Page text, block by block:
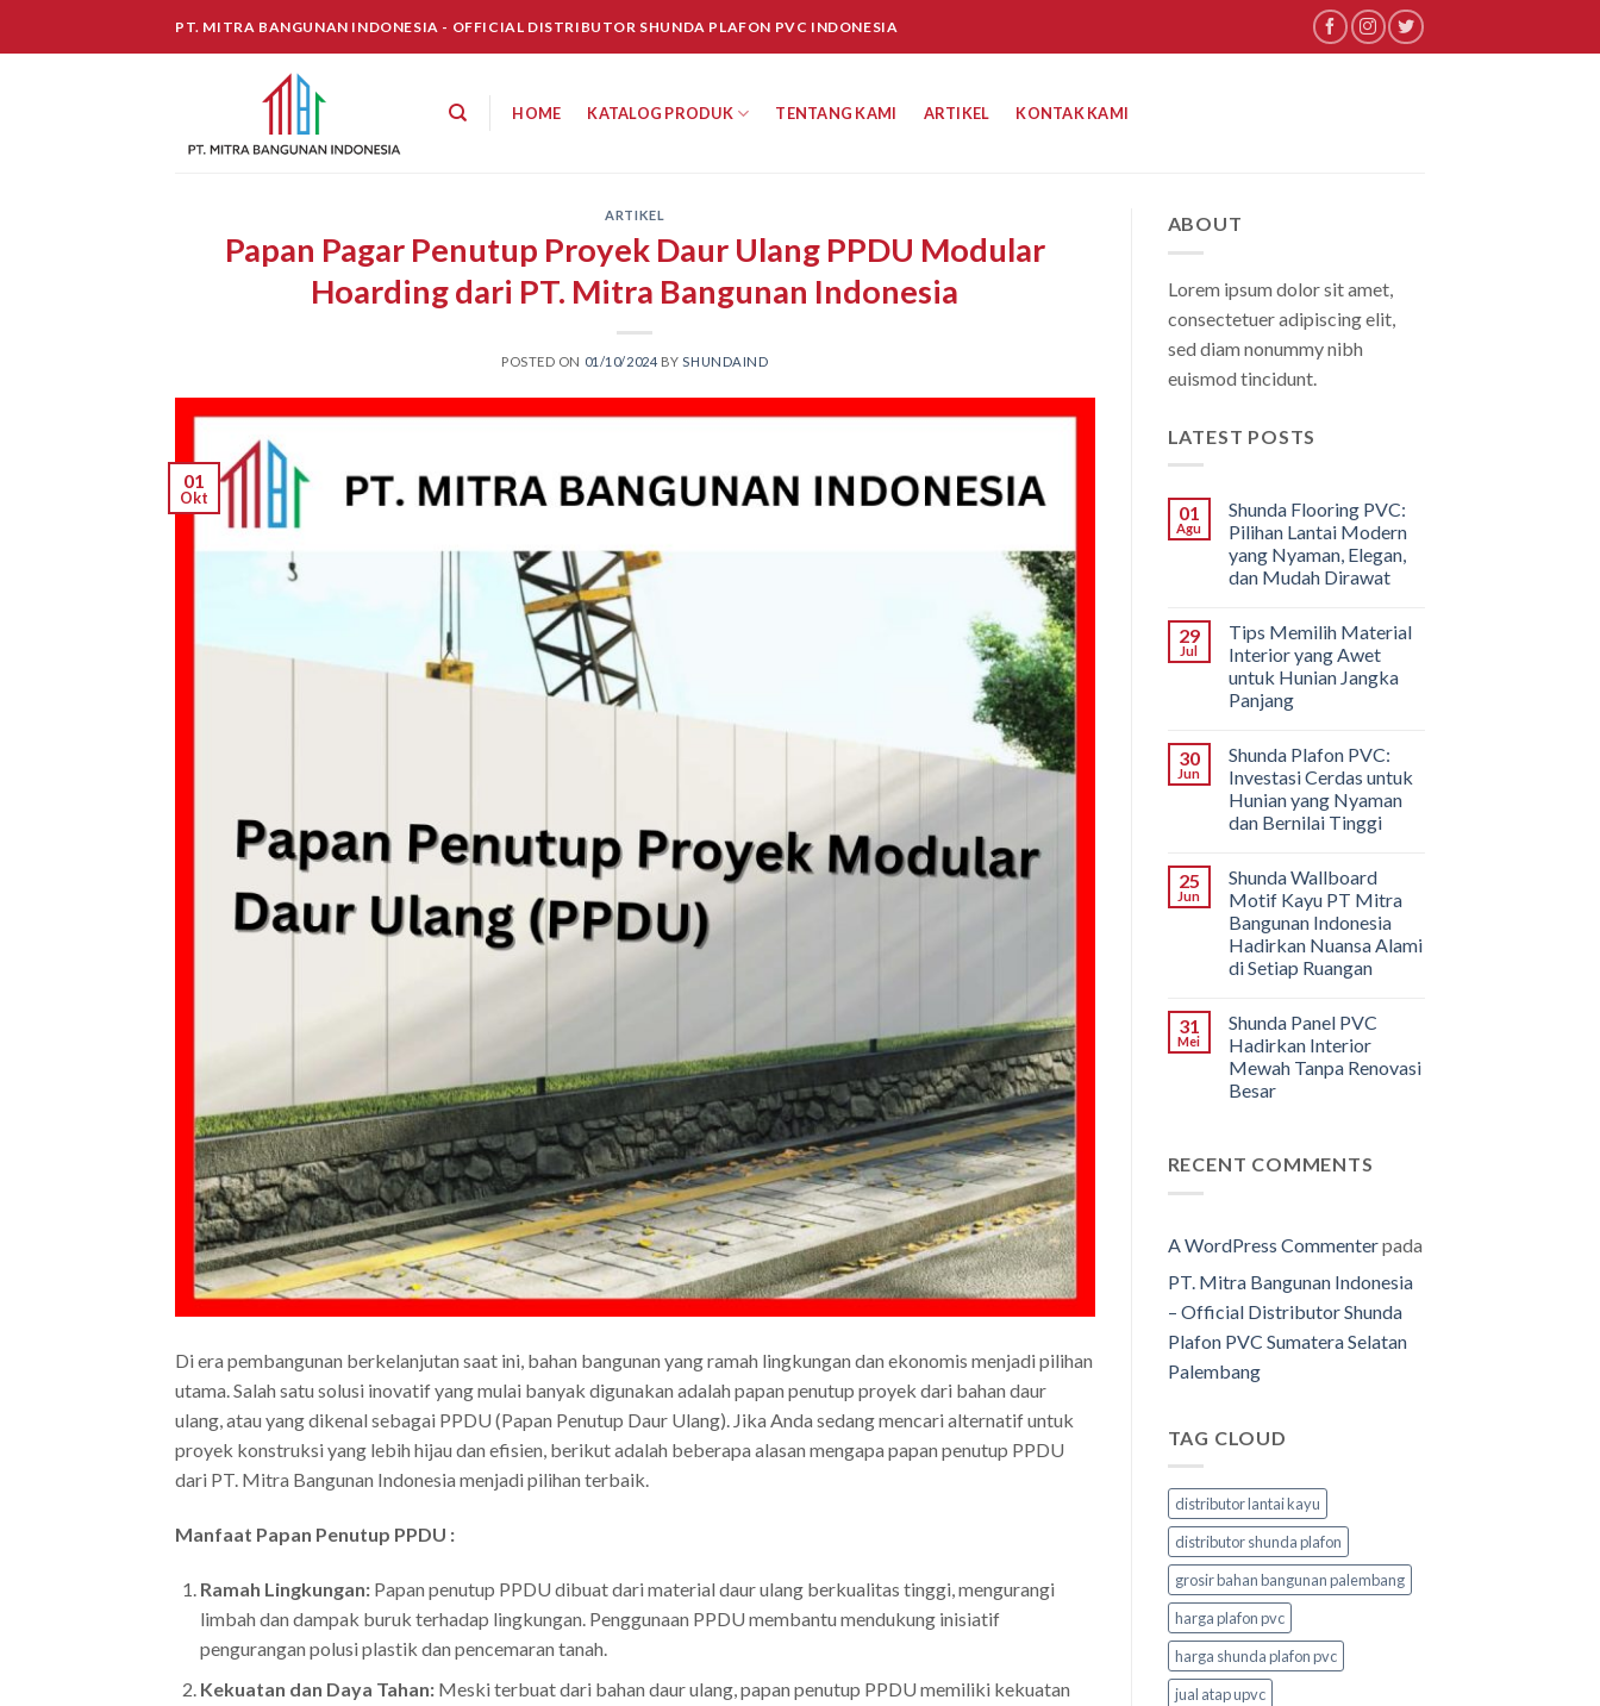
PT. MITRA BANGUNAN INDONESIA - OFFICIAL DISTRIBUTOR SHUNDA PLAFON PVC INDONESIA
HOME KATALOG PRODUK TENTANG KAMI ARTIKEL KONTAK KAMI
ARTIKEL
Papan Pagar Penutup Proyek Daur Ulang PPDU Modular
Hoarding dari PT. Mitra Bangunan Indonesia
POSTED ON 01/10/2024 BY SHUNDAIND
01
Okt
Di era pembangunan berkelanjutan saat ini, bahan bangunan yang ramah lingkungan dan ekonomis menjadi pilihan
utama. Salah satu solusi inovatif yang mulai banyak digunakan adalah papan penutup proyek dari bahan daur
ulang, atau yang dikenal sebagai PPDU (Papan Penutup Daur Ulang). Jika Anda sedang mencari alternatif untuk
proyek konstruksi yang lebih hijau dan efisien, berikut adalah beberapa alasan mengapa papan penutup PPDU
dari PT. Mitra Bangunan Indonesia menjadi pilihan terbaik.
Manfaat Papan Penutup PPDU :
Ramah Lingkungan:Papan penutup PPDU dibuat dari material daur ulang berkualitas tinggi, mengurangi
limbah dan dampak buruk terhadap lingkungan. Penggunaan PPDU membantu mendukung inisiatif
pengurangan polusi plastik dan pencemaran tanah.
Kekuatan dan Daya Tahan:Meski terbuat dari bahan daur ulang, papan penutup PPDU memiliki kekuatan
ABOUT
Lorem ipsum dolor sit amet,
consectetuer adipiscing elit,
sed diam nonummy nibh
euismod tincidunt.
LATEST POSTS
01
Agu
Shunda Flooring PVC:
Pilihan Lantai Modern
yang Nyaman, Elegan,
dan Mudah Dirawat
29
Jul
Tips Memilih Material
Interior yang Awet
untuk Hunian Jangka
Panjang
30
Jun
Shunda Plafon PVC:
Investasi Cerdas untuk
Hunian yang Nyaman
dan Bernilai Tinggi
25
Jun
Shunda Wallboard
Motif Kayu PT Mitra
Bangunan Indonesia
Hadirkan Nuansa Alami
di Setiap Ruangan
31
Mei
Shunda Panel PVC
Hadirkan Interior
Mewah Tanpa Renovasi
Besar
RECENT COMMENTS
A WordPress Commenterpada
PT. Mitra Bangunan Indonesia
– Official Distributor Shunda
Plafon PVC Sumatera Selatan
Palembang
TAG CLOUD
distributor lantai kayu
distributor shunda plafon
grosir bahan bangunan palembang
harga plafon pvc
harga shunda plafon pvc
jual atap upvc